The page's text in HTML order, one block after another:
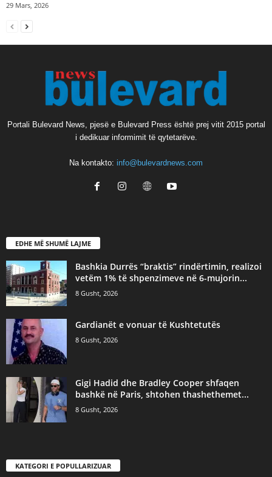
29 Mars, 2026
Portali Bulevard News, pjesë e Bulevard Press është prej vitit 2015 portal
i dedikuar informimit të qytetarëve.
Na kontakto: info@bulevardnews.com
EDHE MË SHUMË LAJME
Bashkia Durrës “braktis” rindërtimin, realizoi
vetëm 1% të shpenzimeve në 6-mujorin...
8 Gusht, 2026
Gardianët e vonuar të Kushtetutës
8 Gusht, 2026
Gigi Hadid dhe Bradley Cooper shfaqen
bashkë në Paris, shtohen thashethemet...
8 Gusht, 2026
KATEGORI E POPULLARIZUAR